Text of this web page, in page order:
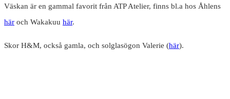
Väskan är en gammal favorit från ATP Atelier, finns bl.a hos Åhlens
här och Wakakuu här.
Skor H&M, också gamla, och solglasögon Valerie (här).